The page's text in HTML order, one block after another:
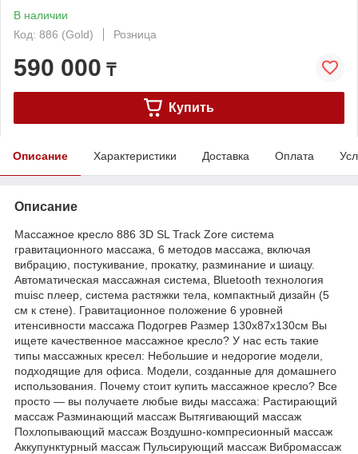
В наличии
Код: 886 (Gold)
Розница
590 000 ₸
Купить
Описание Характеристики Доставка Оплата
Описание
Массажное кресло 886 3D SL Track Zore система
гравитационного массажа, 6 методов массажа, включая
вибрацию, постукивание, прокатку, разминание и шиацу.
Автоматическая массажная система, Bluetooth технология
muisc плеер, система растяжки тела, компактный дизайн (5
см к стене). Гравитационное положение 6 уровней
итенсивности массажа Подогрев Размер 130х87х130см Вы
ищете качественное массажное кресло? У нас есть такие
типы массажных кресел: Небольшие и недорогие модели,
подходящие для офиса. Модели, созданные для домашнего
использования. Почему стоит купить массажное кресло? Все
просто — вы получаете любые виды массажа: Растирающий
массаж Разминающий массаж Вытягивающий массаж
Похлопывающий массаж Воздушно-компресионный массаж
Аккупунктурный массаж Пульсирующий массаж Вибромассаж